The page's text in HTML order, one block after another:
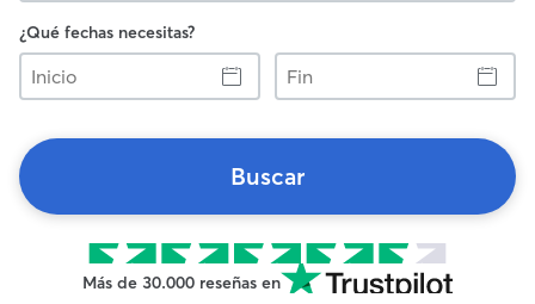
¿Qué fechas necesitas?
Inicio
Fin
Buscar
Más de 30.000 reseñas en